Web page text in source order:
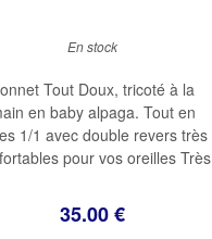
35.00€
En stock
Tout Doux, tricoté à la
en baby alpaga. Tout en
1/1 avec double revers très
pour vos oreilles Très
est une des plus douces et
chaudes Taille unique adulte